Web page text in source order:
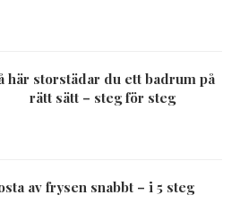
här storstädar du ett badrum på
rätt sätt – steg för steg
av frysen snabbt – i 5 steg